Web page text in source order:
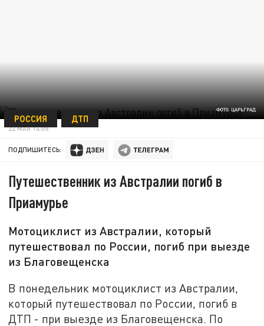
ФОТО: ЦАРЬГРАД
РОССИЯ ДТП
22 МАЯ 14:08
ПОДПИШИТЕСЬ:
Путешественник из Австралии погиб в
Приамурье
Мотоциклист из Австралии, который
путешествовал по России, погиб при выезде
из Благовещенска
В понедельник мотоциклист из Австралии,
который путешествовал по России, погиб в
ДТП - при выезде из Благовещенска. По